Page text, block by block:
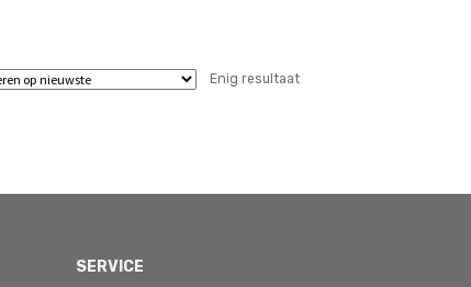
Enig resultaat
SERVICE